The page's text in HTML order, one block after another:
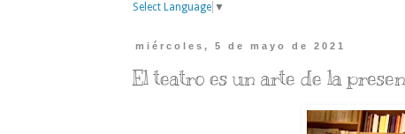
Select Language ▼
miércoles, 5 de mayo de 2021
El teatro es un arte de la